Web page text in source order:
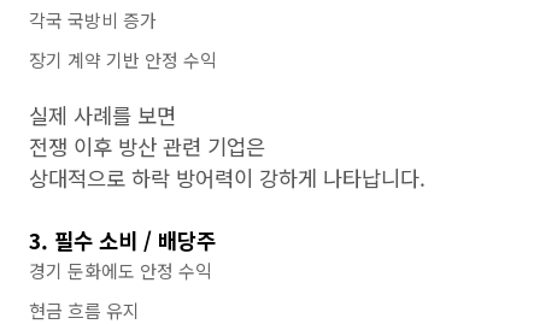
각국 국방비 증가
장기 계약 기반 안정 수익
실제 사례를 보면
전쟁 이후 방산 관련 기업은
상대적으로 하락 방어력이 강하게 나타납니다.
3. 필수 소비 / 배당주
경기 둔화에도 안정 수익
현금 흐름 유지